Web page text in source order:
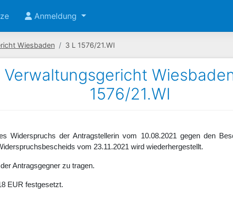
Anmeldung
Wiesbaden 3 L 1576/21.WI
Verwaltungsgericht
1576/21.WI
Widerspruchs der Antragstellerin vom 10.08.2021 gegen den
vom 23.11.2021 wird wiederhergestellt.
Antragsgegner zu tragen.
EUR festgesetzt.